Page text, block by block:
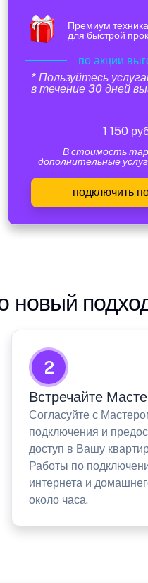
Премиум
для быстрой
по акции
* Пользуйтесь
в течение 30 дней
1 150
В стоимость
дополнительные
подключить
новый
2
Встречайте
Согласуйте с
подключения и
доступ в Вашу
Работы по
интернета и
около часа.